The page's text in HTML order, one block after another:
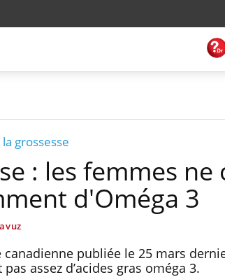
grossesse
: les femmes
d'Oméga 3
canadienne publiée le 25 mars
assez d’acides gras oméga 3.